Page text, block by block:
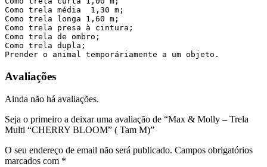
Como trela média  1,30 m;
Como trela longa 1,60 m;
Como trela presa à cintura;
Como trela de ombro;
Como trela dupla;
Prender o animal temporáriamente a um objeto.
Avaliações
Ainda não há avaliações.
Seja o primeiro a deixar uma avaliação de “Max & Molly – Trela
Multi “CHERRY BLOOM” ( Tam M)”
O seu endereço de email não será publicado. Campos obrigatórios
marcados com *